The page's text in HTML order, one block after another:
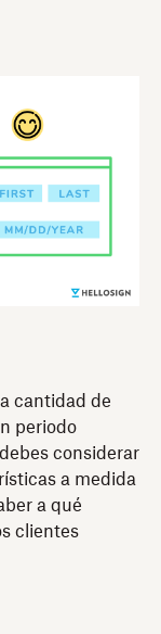
cantidad de
periodo
considerar
a medida
a qué
clientes